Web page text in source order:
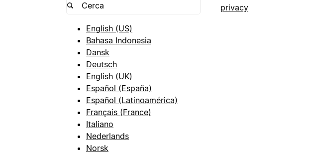
English (US)
Bahasa Indonesia
Dansk
Deutsch
English (UK)
Español (España)
Español (Latinoamérica)
Français (France)
Italiano
Nederlands
Norsk
privacy